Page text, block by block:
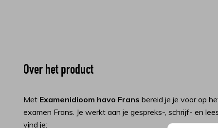
Over het product
Met Examenidioom havo Frans bereid je je voor op
examen Frans. Je werkt aan je gespreks-, schrijf- en
vind je: